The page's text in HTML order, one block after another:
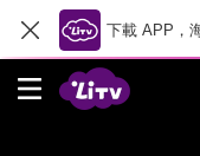
下載 APP，